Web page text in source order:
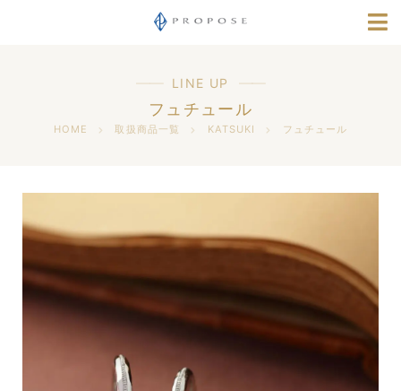
店舗情報
採用情報
LINE UP
フュチュール
HOME 取扱商品一覧 KATSUKI フュチュール